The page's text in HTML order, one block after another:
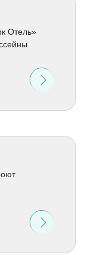
Отель»